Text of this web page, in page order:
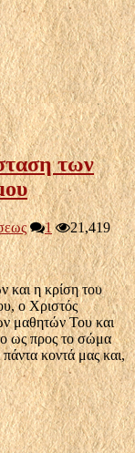
των
1 21,419
και η κρίση του
ο Χριστός
μαθητών Του και
ως προς το σώμα
πάντα κοντά μας και,